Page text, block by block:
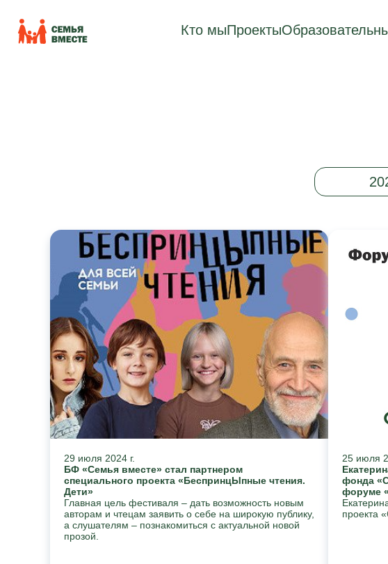
Кто мыПроекты
29 июля 2024 г.
БФ «Семья вместе» стал партнером
специального проекта «БеспринцЫпные чтения.
Дети»
Главная цель фестиваля – дать возможность новым
авторам и чтецам заявить о себе на широкую публику,
а слушателям – познакомиться с актуальной новой
прозой.
25 июля
фонда
форуме
проекта